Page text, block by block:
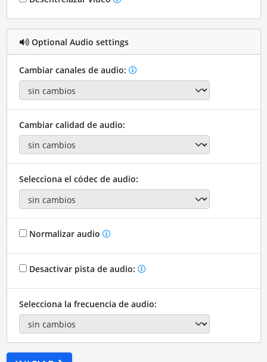
Optional Audio settings
Cambiar canales de audio:
Cambiar calidad de audio:
Selecciona el códec de audio:
Normalizar audio
Desactivar pista de audio:
Selecciona la frecuencia de audio: